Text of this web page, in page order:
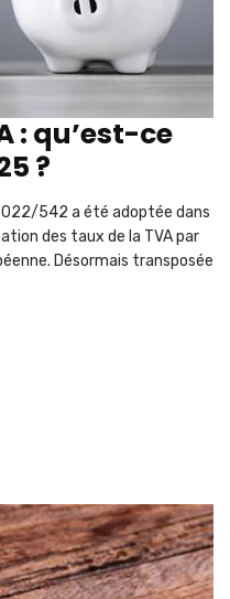
: qu’est-ce
?
542 a été adoptée dans
des taux de la TVA par
Désormais transposée